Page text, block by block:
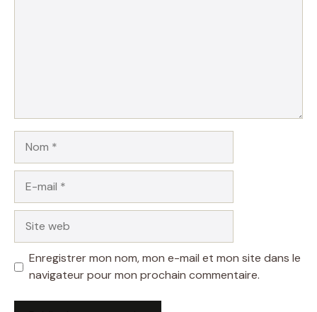
mail
web
Enregistrer mon nom, mon e-mail et mon site dans le
navigateur pour mon prochain commentaire.